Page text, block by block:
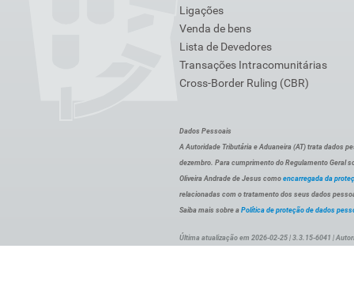
Ligações
Venda de bens
Lista de Devedores
Transações Intracomunitárias
Cross-Border Ruling (CBR)
Dados Pessoais
A Autoridade Tributária e Aduaneira (AT) trata dados
dezembro. Para cumprimento do Regulamento Geral
Oliveira Andrade de Jesus como encarregada da
relacionadas com o tratamento dos seus dados
Saiba mais sobre a Política de proteção de dados
Última atualização em 2026-02-25 | 3.3.15-6041 |